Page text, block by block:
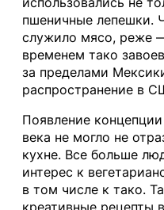
пшеничные лепешки.
служило мясо, реже
временем тако
за пределами
распространение в
Появление
века не могло не
кухне. Все больше
интерес к
в том числе к тако.